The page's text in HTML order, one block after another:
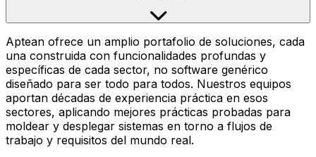
Aptean ofrece un amplio portafolio de soluciones, cada
una construida con funcionalidades profundas y
específicas de cada sector, no software genérico
diseñado para ser todo para todos. Nuestros equipos
aportan décadas de experiencia práctica en esos
sectores, aplicando mejores prácticas probadas para
moldear y desplegar sistemas en torno a flujos de
trabajo y requisitos del mundo real.